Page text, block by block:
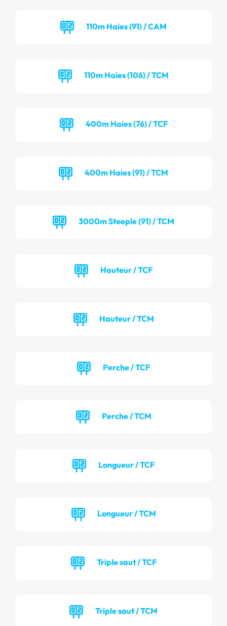
110m Haies (91) / CAM
110m Haies (106) / TCM
400m Haies (76) / TCF
400m Haies (91) / TCM
3000m Steeple (91) / TCM
Hauteur / TCF
Hauteur / TCM
Perche / TCF
Perche / TCM
Longueur / TCF
Longueur / TCM
Triple saut / TCF
Triple saut / TCM